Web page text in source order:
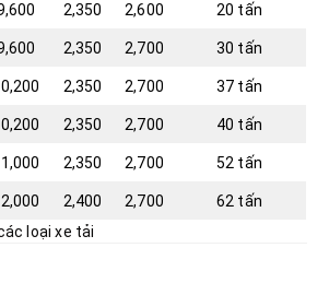
2,350 2,600 20 tấn
2,350 2,700 30 tấn
2,350 2,700 37 tấn
2,350 2,700 40 tấn
2,350 2,700 52 tấn
2,400 2,700
62 tấn
loại xe tải